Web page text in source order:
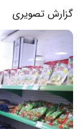
گزارش تصویری